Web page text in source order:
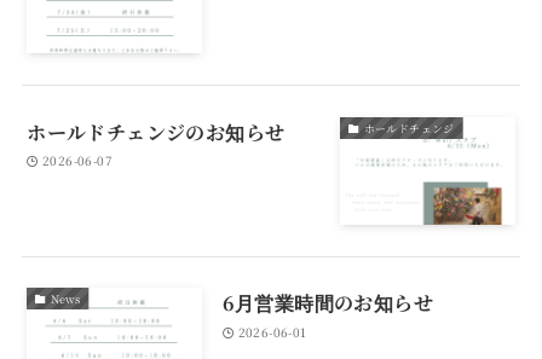
ホールドチェンジ
ホールドチェンジのお知らせ
2026-06-07
News 6月営業時間のお知らせ
2026-06-01